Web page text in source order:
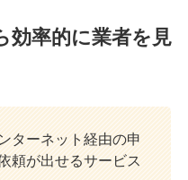
効率的に業者を見
ターネット経由の申
頼が出せるサービス